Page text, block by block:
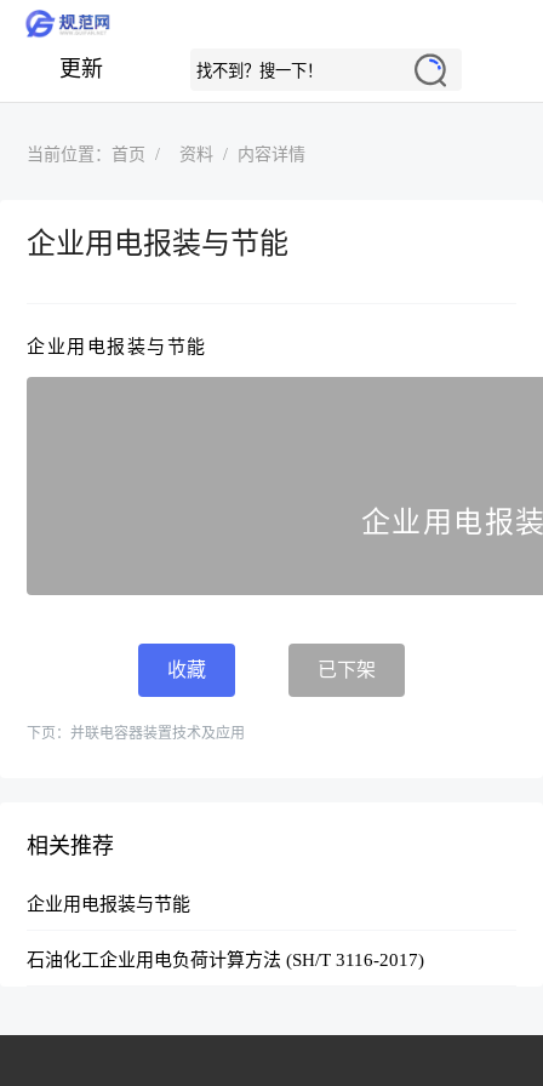
更新
当前位置： 首页 资料 内容详情
企业用电报装与节能
企业用电报装与节能
企业用电报
收藏 已下架
下页：并联电容器装置技术及应用
相关推荐
企业用电报装与节能
石油化工企业用电负荷计算方法 (SH/T 3116-2017)